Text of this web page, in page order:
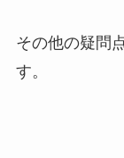
その他の疑問
す。